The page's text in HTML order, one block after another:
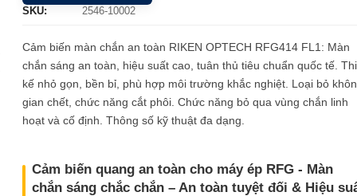
SKU: 2546-10002
Cảm biến màn chắn an toàn RIKEN OPTECH RFG414 FL1: Màn
chắn sáng an toàn, hiệu suất cao, tuân thủ tiêu chuẩn quốc tế.
kế nhỏ gọn, bền bỉ, phù hợp môi trường khắc nghiệt. Loại bỏ
gian chết, chức năng cắt phôi. Chức năng bỏ qua vùng chắn linh
hoạt và cố định. Thông số kỹ thuật đa dạng.
Cảm biến quang an toàn cho máy ép RFG - Màn
chắn sáng chắc chắn – An toàn tuyệt đối & Hiệu